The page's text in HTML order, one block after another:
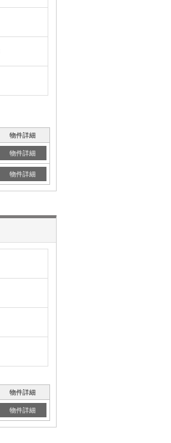
物件詳細
物件詳細
物件詳細
物件詳細
物件詳細